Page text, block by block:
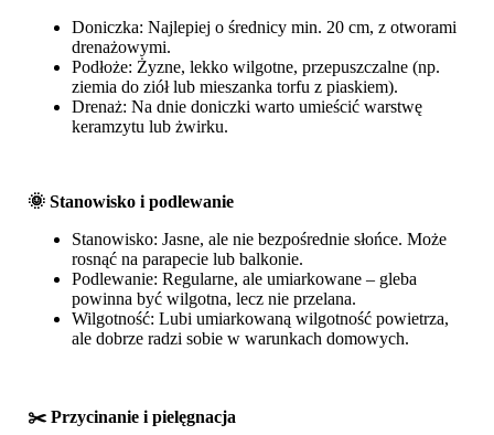
Doniczka: Najlepiej o średnicy min. 20 cm, z otworami
drenażowymi.
Podłoże: Żyzne, lekko wilgotne, przepuszczalne (np.
ziemia do ziół lub mieszanka torfu z piaskiem).
Drenaż: Na dnie doniczki warto umieścić warstwę
keramzytu lub żwirku.
🌞 Stanowisko i podlewanie
Stanowisko: Jasne, ale nie bezpośrednie słońce. Może
rosnąć na parapecie lub balkonie.
Podlewanie: Regularne, ale umiarkowane – gleba
powinna być wilgotna, lecz nie przelana.
Wilgotność: Lubi umiarkowaną wilgotność powietrza,
ale dobrze radzi sobie w warunkach domowych.
✂️ Przycinanie i pielęgnacja